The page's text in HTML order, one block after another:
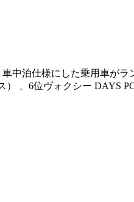
中泊仕様にした乗用車が
、6位ヴォクシー DAYS